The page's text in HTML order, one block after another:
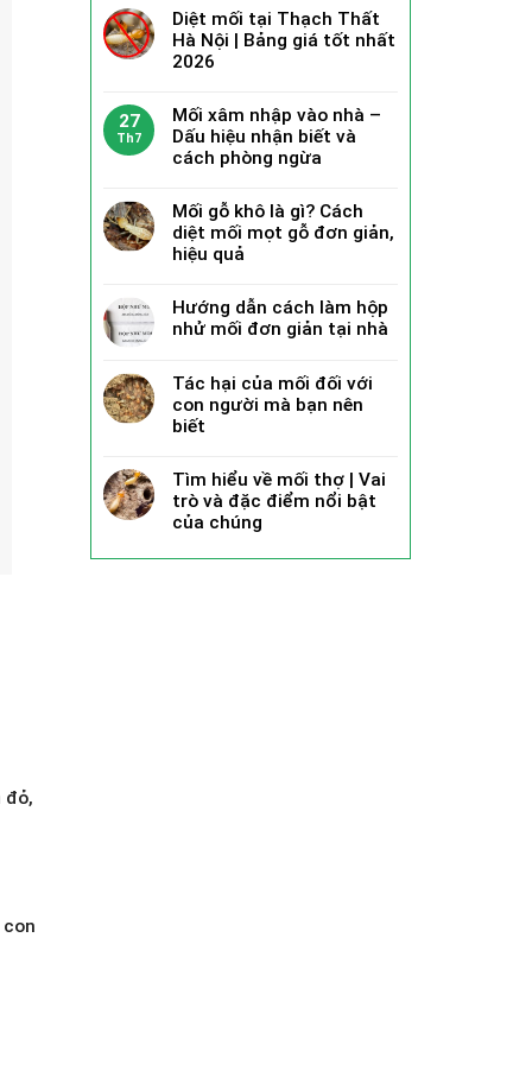
đỏ,
Diệt mối tại Thạch Thất
Hà Nội | Bảng giá tốt nhất
2026
27
Th7
Mối xâm nhập vào nhà –
Dấu hiệu nhận biết và
cách phòng ngừa
Mối gỗ khô là gì? Cách
diệt mối mọt gỗ đơn giản,
hiệu quả
Hướng dẫn cách làm hộp
nhử mối đơn giản tại nhà
Tác hại của mối đối với
con người mà bạn nên
biết
Tìm hiểu về mối thợ | Vai
trò và đặc điểm nổi bật
của chúng